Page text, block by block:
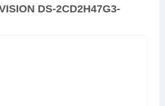
DS-2CD2H47G3-